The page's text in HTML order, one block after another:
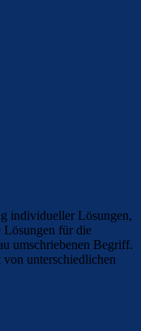
individueller Lösungen,
Lösungen für die
umschriebenen Begriff.
unterschiedlichen